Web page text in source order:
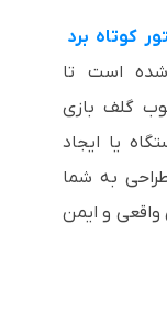
کوتاه برد
است تا
گلف بازی
یا ایجاد
به شما
واقعی و ایمن